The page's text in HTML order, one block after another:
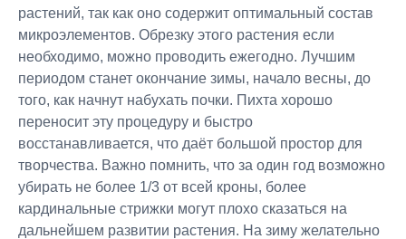
растений, так как оно содержит оптимальный состав
микроэлементов. Обрезку этого растения если
необходимо, можно проводить ежегодно. Лучшим
периодом станет окончание зимы, начало весны, до
того, как начнут набухать почки. Пихта хорошо
переносит эту процедуру и быстро
восстанавливается, что даёт большой простор для
творчества. Важно помнить, что за один год возможно
убирать не более 1/3 от всей кроны, более
кардинальные стрижки могут плохо сказаться на
дальнейшем развитии растения. На зиму желательно